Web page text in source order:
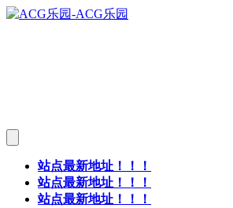
站点最新地址！！！
站点最新地址！！！
站点最新地址！！！